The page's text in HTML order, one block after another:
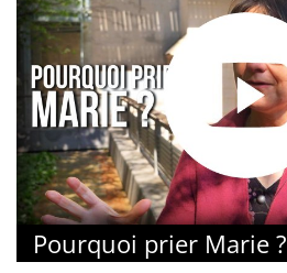
Pourquoi prier Marie ?